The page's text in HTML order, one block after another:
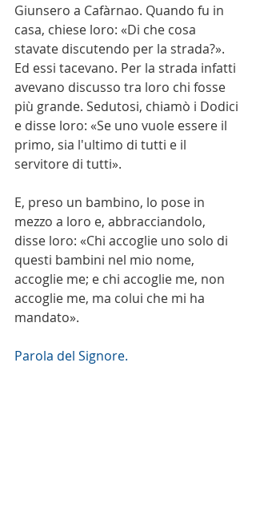
Giunsero a Cafàrnao. Quando fu in
casa, chiese loro: «Di che cosa
stavate discutendo per la strada?».
Ed essi tacevano. Per la strada infatti
avevano discusso tra loro chi fosse
più grande. Sedutosi, chiamò i Dodici
e disse loro: «Se uno vuole essere il
primo, sia l'ultimo di tutti e il
servitore di tutti».
E, preso un bambino, lo pose in
mezzo a loro e, abbracciandolo,
disse loro: «Chi accoglie uno solo di
questi bambini nel mio nome,
accoglie me; e chi accoglie me, non
accoglie me, ma colui che mi ha
mandato».
Parola del Signore.